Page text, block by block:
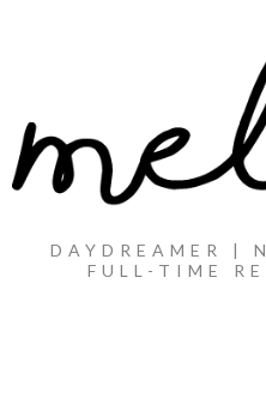
DAYDREAMER |
FULL-TIME